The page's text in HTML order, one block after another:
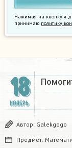
Нажимая на кнопку я
принимаю политику
18
НОЯБРЬ
Автор: Galekgogo
Предмет: